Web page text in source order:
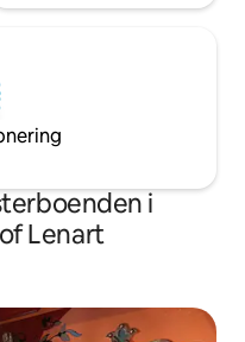
i
Lenart